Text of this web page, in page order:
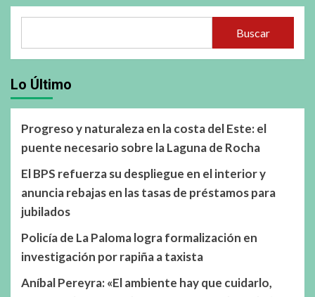
Buscar
Lo Último
Progreso y naturaleza en la costa del Este: el
puente necesario sobre la Laguna de Rocha
El BPS refuerza su despliegue en el interior y
anuncia rebajas en las tasas de préstamos para
jubilados
Policía de La Paloma logra formalización en
investigación por rapiña a taxista
Aníbal Pereyra: «El ambiente hay que cuidarlo,